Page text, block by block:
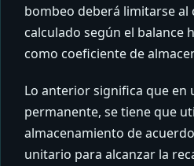
bombeo deberá limitarse al
calculado según el balance
como coeficiente de
Lo anterior significa que en
permanente, se tiene que
almacenamiento de
unitario para alcanzar la